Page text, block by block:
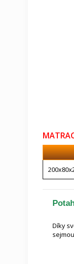
Díky